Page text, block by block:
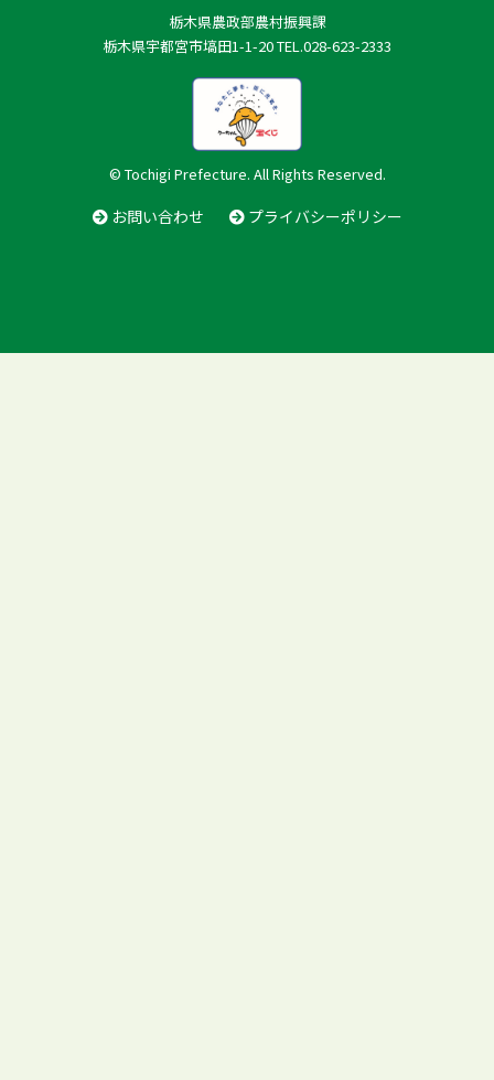
栃木県農政部農村振興課
栃木県宇都宮市塙田1-1-20 TEL.028-623-2333
© Tochigi Prefecture. All Rights Reserved.
お問い合わせ プライバシーポリシー